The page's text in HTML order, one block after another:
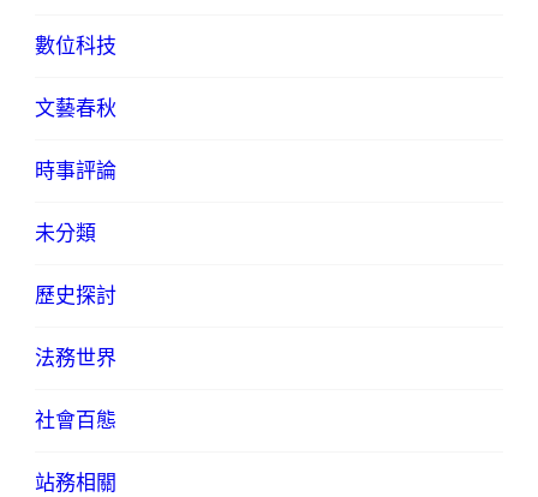
數位科技
文藝春秋
時事評論
未分類
歷史探討
法務世界
社會百態
站務相關